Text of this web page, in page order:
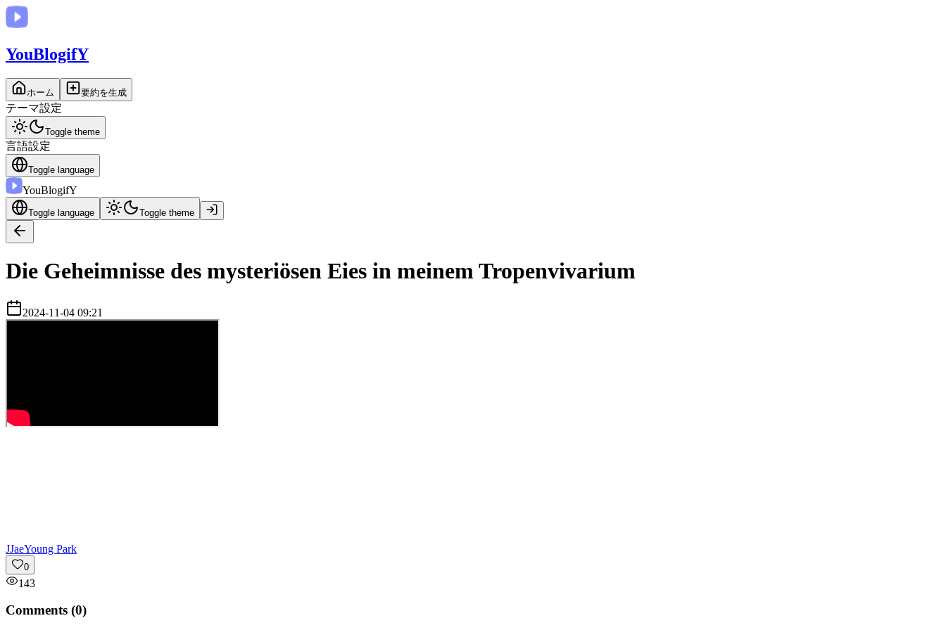
YouBlogifY
ホーム 要約を生成
テーマ設定
Toggle theme
言語設定
Toggle language
YouBlogifY
Toggle language Toggle theme
Die Geheimnisse des mysteriösen Eies in meinem Tropenvivarium
2024-11-04 09:21
JJaeYoung Park
0
143
Comments (0)